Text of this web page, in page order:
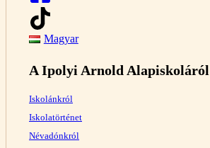
Magyar
A Ipolyi Arnold Alapiskoláról
Iskolánkról
Iskolatörténet
Névadónkról